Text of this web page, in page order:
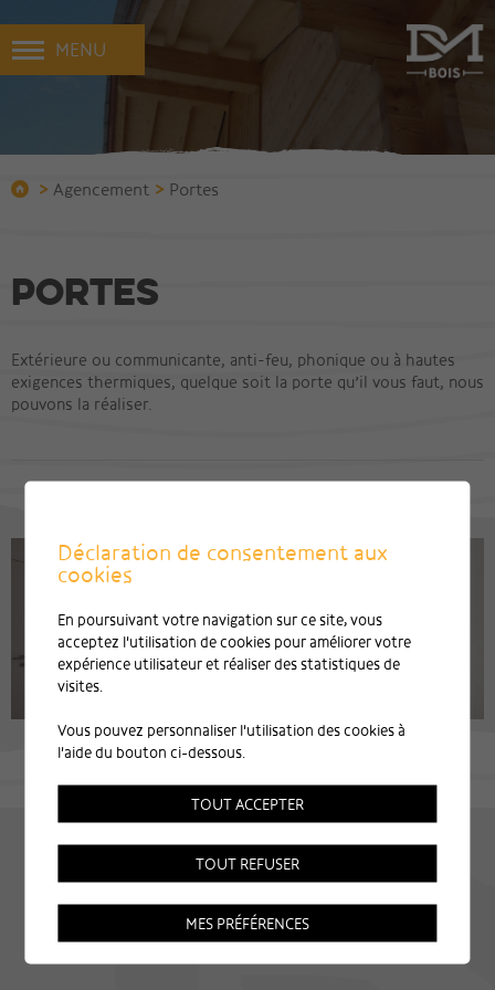
MENU
> Agencement > Portes
Portes
Extérieure ou communicante, anti-feu, phonique ou à hautes
exigences thermiques, quelque soit la porte qu’il vous faut, nous
pouvons la réaliser.
Déclaration de consentement aux
cookies
En poursuivant votre navigation sur ce site, vous
acceptez l'utilisation de cookies pour améliorer votre
expérience utilisateur et réaliser des statistiques de
visites.
Vous pouvez personnaliser l'utilisation des cookies à
l'aide du bouton ci-dessous.
TOUT ACCEPTER
TOUT REFUSER
MES PRÉFÉRENCES